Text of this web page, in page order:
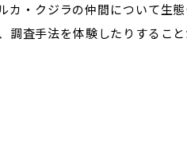
カ・クジラの仲間について生
調査手法を体験したりするこ